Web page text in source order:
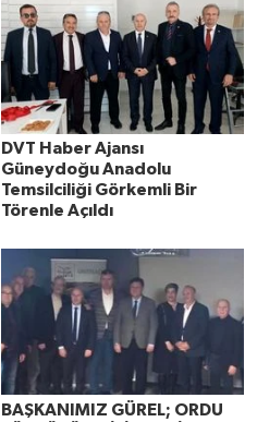
DVT Haber Ajansı
Güneydoğu Anadolu
Temsilciliği Görkemli Bir
Törenle Açıldı
BAŞKANIMIZ GÜREL; ORDU